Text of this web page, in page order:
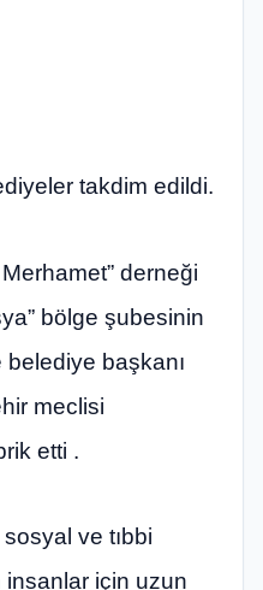
takdim edildi.
derneği
bölge şubesinin
belediye başkanı
meclisi
etti .
ve tıbbi
için uzun